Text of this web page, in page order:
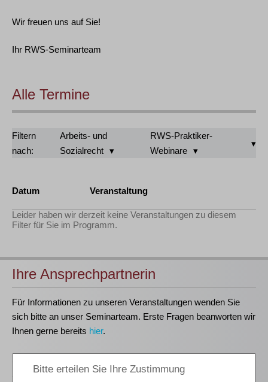
Wir freuen uns auf Sie!
Ihr RWS-Seminarteam
Alle Termine
Filtern
nach:
Arbeits- und
Sozialrecht
RWS-Praktiker-
Webinare
Datum Veranstaltung
Leider haben wir derzeit keine Veranstaltungen zu diesem
Filter für Sie im Programm.
Ihre Ansprechpartnerin
Für Informationen zu unseren Veranstaltungen wenden Sie
sich bitte an unser Seminarteam. Erste Fragen beanworten wir
Ihnen gerne bereits hier.
Seminarorganisation